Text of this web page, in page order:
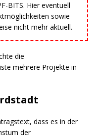
BITS. Hier eventuell
sowie
nicht mehr aktuell.
die
mehrere Projekte in
dass es in der
der